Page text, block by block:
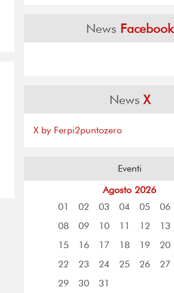
News Facebook
NewsX
X by Ferpi2puntozero
Eventi
Agosto 2026
01
02 03 04 05 06
08
09 10 11 12 13
15
16 17 18 19 20
22
23 24 25 26 27
29
30 31